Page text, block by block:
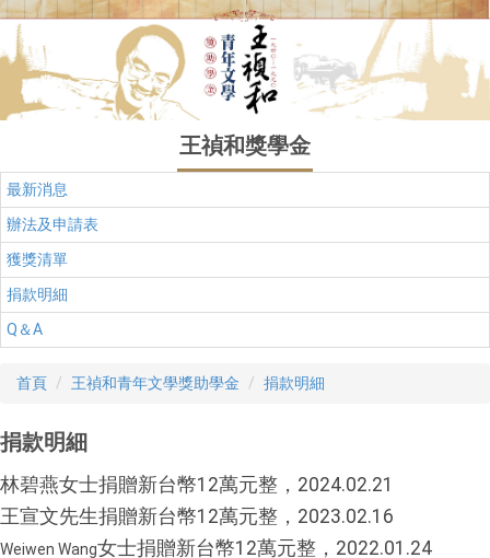
跳
到
主
要
內
王禎和獎學金
最新消息
辦法及申請表
獲獎清單
捐款明細
Q＆A
首頁 王禎和青年文學獎助學金 捐款明細
捐款明細
林碧燕女士捐贈新台幣12萬元整，2024.02.21
王宣文先生捐贈新台幣12萬元整，2023.02.16
Weiwen Wang女士捐贈新台幣12萬元整，2022.01.24